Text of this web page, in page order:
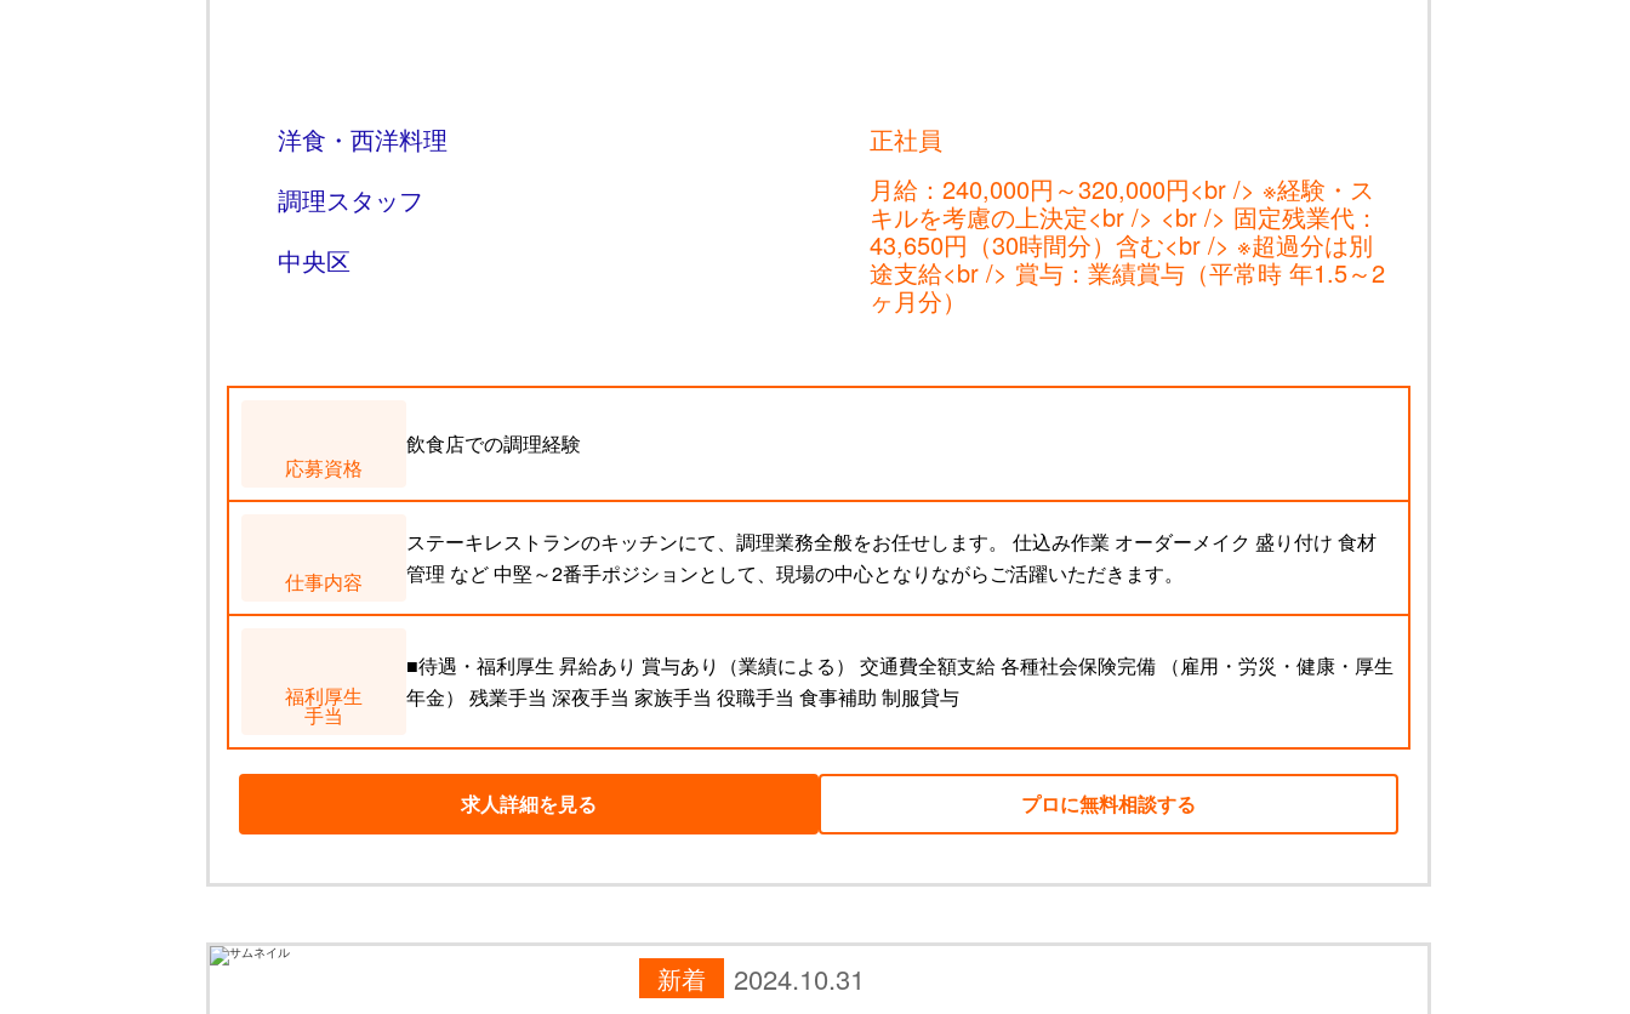
洋食・西洋料理
調理スタッフ
中央区
正社員
月給：240,000円～320,000円<br /> ※経験・ス
キルを考慮の上決定<br /> <br /> 固定残業代：
43,650円（30時間分）含む<br /> ※超過分は別
途支給<br /> 賞与：業績賞与（平常時 年1.5～2
ヶ月分）
応募資格
飲食店での調理経験
仕事内容
ステーキレストランのキッチンにて、調理業務全般をお任せします。 仕込み作業 オーダーメイク 盛り付け 食材
管理 など 中堅～2番手ポジションとして、現場の中心となりながらご活躍いただきます。
福利厚生
手当
■待遇・福利厚生 昇給あり 賞与あり（業績による） 交通費全額支給 各種社会保険完備 （雇用・労災・健康・厚生
年金） 残業手当 深夜手当 家族手当 役職手当 食事補助 制服貸与
求人詳細を見る プロに無料相談する
新着 2024.10.31